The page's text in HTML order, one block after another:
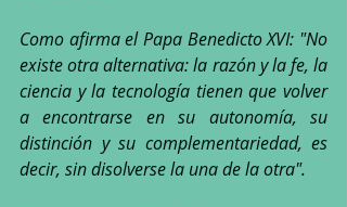
Como afirma el Papa Benedicto XVI: "No
existe otra alternativa: la razón y la fe, la
ciencia y la tecnología tienen que volver
a encontrarse en su autonomía, su
distinción y su complementariedad, es
decir, sin disolverse la una de la otra".